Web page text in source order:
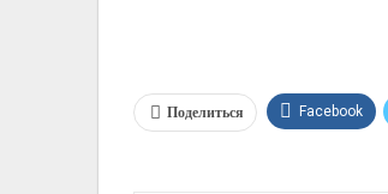
Поделиться Facebook